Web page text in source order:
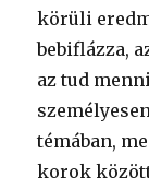
körüli
bebiflázza,
az tud
témában,
korok